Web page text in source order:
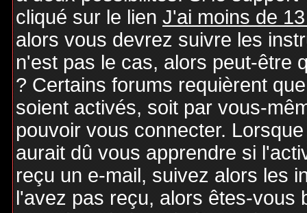
cliqué sur le lienJ'ai moins de
alors vous devrez suivre les
n'est pas le cas, alors peut-être
? Certains forums requièrent
soient activés, soit par vous-
pouvoir vous connecter.
aurait dû vous apprendre si
reçu un e-mail, suivez alors les
l'avez pas reçu, alors êtes-vous